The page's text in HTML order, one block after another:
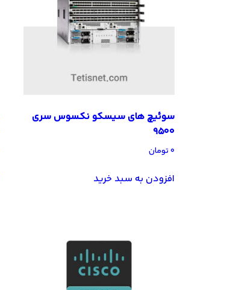
سوئیچ های سیسکو نکسوس سری
9500
۰تومان
افزودن به سبد خرید